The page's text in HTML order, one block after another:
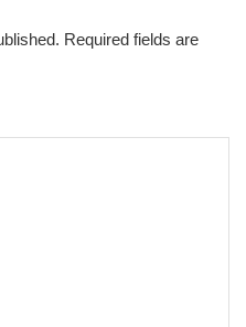
Required fields are